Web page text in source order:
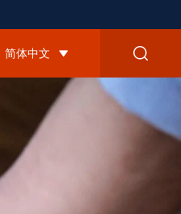
简体中文